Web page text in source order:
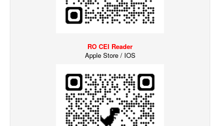
RO CEI Reader
Apple Store / IOS